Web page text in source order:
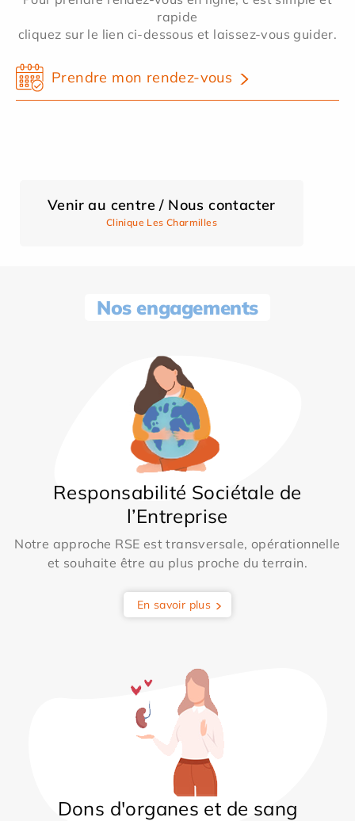
rapide
cliquez sur le lien ci-dessous et laissez-vous guider.
Prendre mon rendez-vous
Venir au centre / Nous contacter
Clinique Les Charmilles
Nos engagements
Responsabilité Sociétale de
l’Entreprise
Notre approche RSE est transversale, opérationnelle
et souhaite être au plus proche du terrain.
En savoir plus
Dons d'organes et de sang